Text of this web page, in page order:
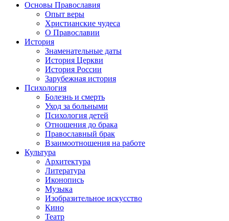
Основы Православия
Опыт веры
Христианские чудеса
О Православии
История
Знаменательные даты
История Церкви
История России
Зарубежная история
Психология
Болезнь и смерть
Уход за больными
Психология детей
Отношения до брака
Православный брак
Взаимоотношения на работе
Культура
Архитектура
Литература
Иконопись
Музыка
Изобразительное искусство
Кино
Театр